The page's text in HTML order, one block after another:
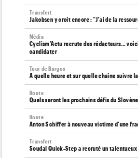
Transfert
Jakobsen y croit encore : "J'ai de la
Média
Cyclism’Actu recrute des rédacteurs…
candidater
Tour de Burgos
A quelle heure et sur quelle chaîne suivre
Route
Quels seront les prochains défis du
Route
Anton Schiffer à nouveau victime d'une
Transfert
Soudal Quick-Step a recruté un